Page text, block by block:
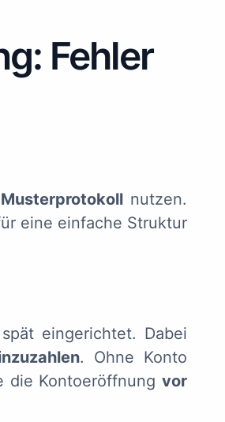
Fehler
Musterprotokollnutzen.
eine einfache Struktur
eingerichtet. Dabei
. Ohne Konto
die Kontoeröffnung vor